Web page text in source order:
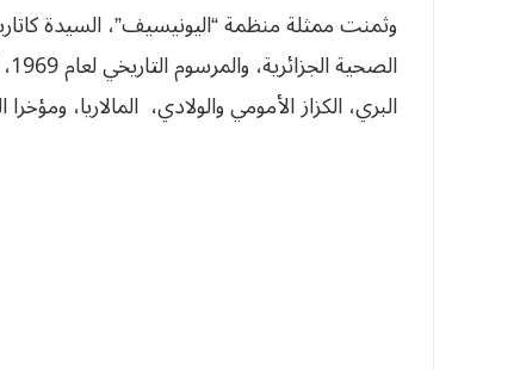
وثمنت ممثلة منظمة “اليونيسيف”، السيدة
البري، الكزاز الأمومي والولادي، المالاريا،